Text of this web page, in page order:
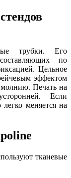
трубки. Его
по
Цельное
эффектом
молнию. Печать на
Если
легко меняется на
тканевые